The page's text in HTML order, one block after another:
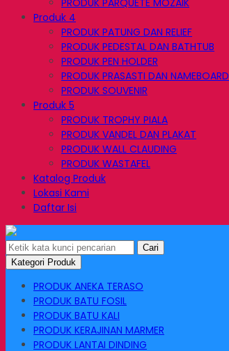
PRODUK PARQUETE MOZAIK
Produk 4
PRODUK PATUNG DAN RELIEF
PRODUK PEDESTAL DAN BATHTUB
PRODUK PEN HOLDER
PRODUK PRASASTI DAN NAMEBOARD
PRODUK SOUVENIR
Produk 5
PRODUK TROPHY PIALA
PRODUK VANDEL DAN PLAKAT
PRODUK WALL CLAUDING
PRODUK WASTAFEL
Katalog Produk
Lokasi Kami
Daftar Isi
Cari
Kategori Produk
PRODUK ANEKA TERASO
PRODUK BATU FOSIL
PRODUK BATU KALI
PRODUK KERAJINAN MARMER
PRODUK LANTAI DINDING